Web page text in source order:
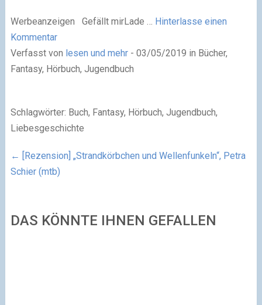
Werbeanzeigen Gefällt mirLade …
Hinterlasse einen
Kommentar
Verfasst von lesen und mehr- 03/05/2019 in Bücher,
Fantasy, Hörbuch, Jugendbuch
Schlagwörter: Buch, Fantasy, Hörbuch, Jugendbuch,
Liebesgeschichte
← [Rezension] „Strandkörbchen und Wellenfunkeln“, Petra
Schier (mtb)
DAS KÖNNTE IHNEN GEFALLEN